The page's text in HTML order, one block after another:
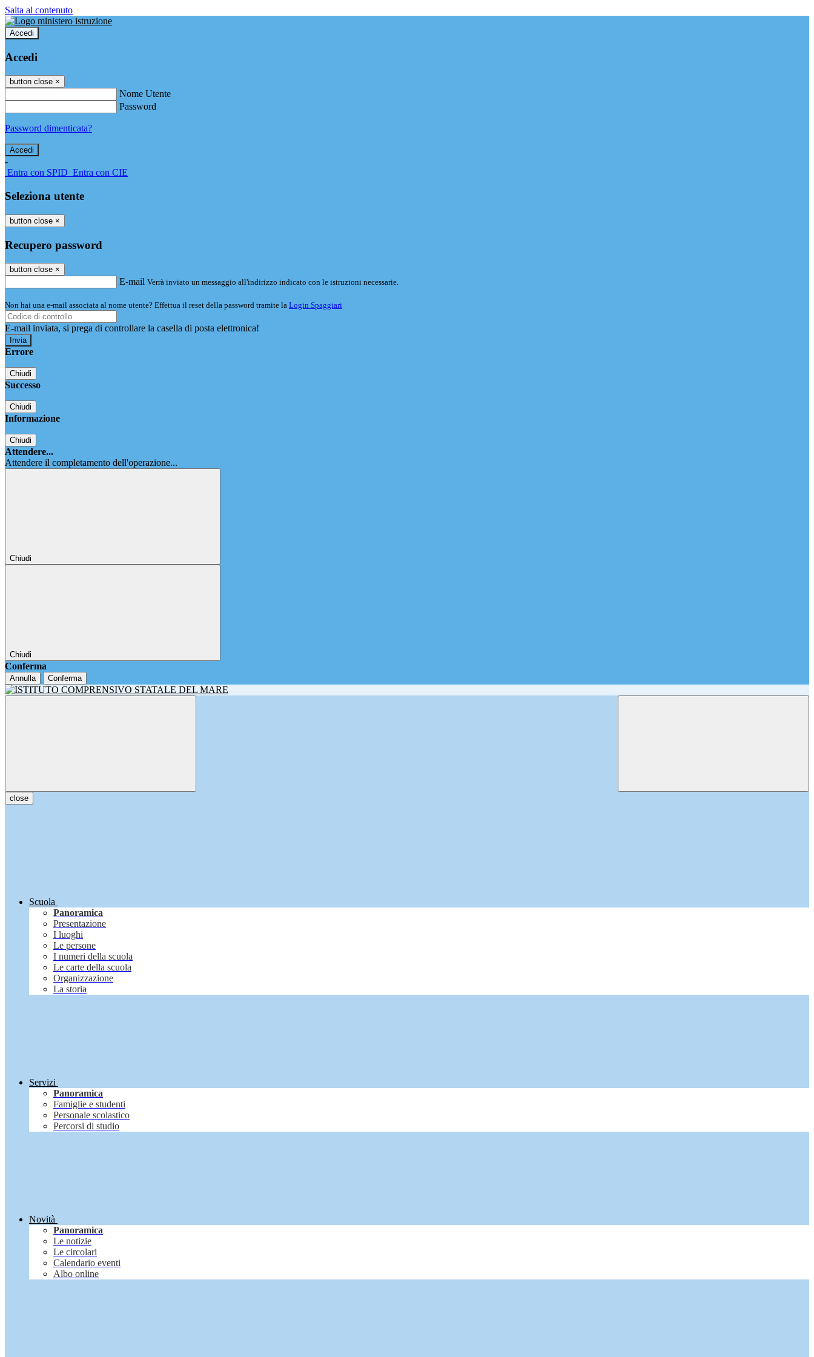
Salta al contenuto
Accedi
Accedi
button close ×
Nome Utente
Password
Password dimenticata?
-
Entra con SPID Entra con CIE
Seleziona utente
button close ×
Recupero password
button close ×
E-mail Verrà inviato un messaggio all'indirizzo indicato con le istruzioni necessarie.
Non hai una e-mail associata al nome utente? Effettua il reset della password tramite la Login Spaggiari
E-mail inviata, si prega di controllare la casella di posta elettronica!
Errore
Chiudi
Successo
Chiudi
Informazione
Chiudi
Attendere...
Attendere il completamento dell'operazione...
Chiudi
Chiudi
Conferma
Annulla Conferma
close
Scuola
Panoramica
Presentazione
I luoghi
Le persone
I numeri della scuola
Le carte della scuola
Organizzazione
La storia
Servizi
Panoramica
Famiglie e studenti
Personale scolastico
Percorsi di studio
Novità
Panoramica
Le notizie
Le circolari
Calendario eventi
Albo online